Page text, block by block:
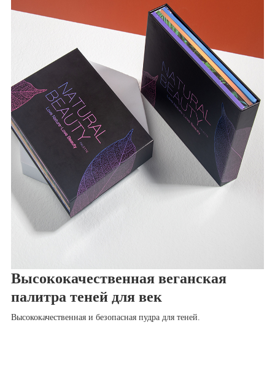
Высококачественная веганская
палитра теней для век
Высококачественная и безопасная пудра для теней.